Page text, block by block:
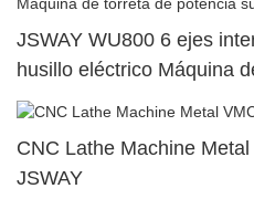
JSWAY WU800 6 ejes
husillo eléctrico Máquina
superior dual23
CNC Lathe Machine
JSWAY